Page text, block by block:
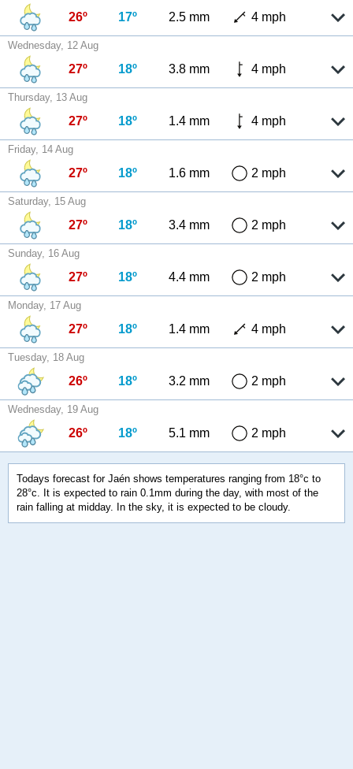
26º 17º 2.5 mm 4 mph
Wednesday, 12 Aug
27º 18º 3.8 mm 4 mph
Thursday, 13 Aug
27º 18º 1.4 mm 4 mph
Friday, 14 Aug
27º 18º 1.6 mm 2 mph
Saturday, 15 Aug
27º 18º 3.4 mm 2 mph
Sunday, 16 Aug
27º 18º 4.4 mm 2 mph
Monday, 17 Aug
27º 18º 1.4 mm 4 mph
Tuesday, 18 Aug
26º 18º 3.2 mm 2 mph
Wednesday, 19 Aug
26º 18º 5.1 mm 2 mph
Todays forecast for Jaén shows temperatures ranging from 18°c to
28°c. It is expected to rain 0.1mm during the day, with most of the
rain falling at midday. In the sky, it is expected to be cloudy.